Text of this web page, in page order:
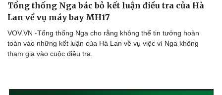
Doanh nghiệp
Thông tin doanh nghiệp
Vì cộng đồng
Công nghệ
Chuyển đổi số
Tổng thống Nga bác bỏ kết luận điều tra của Hà
Lan về vụ máy bay MH17
VOV.VN -Tổng thống Nga cho rằng không thể tin tưởng hoàn
toàn vào những kết luận của Hà Lan về vụ việc vì Nga không
tham gia vào cuộc điều tra.